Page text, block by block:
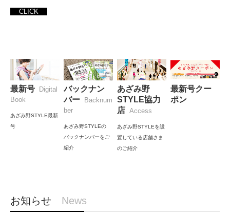
CLICK
最新号 Digital
Book
あざみ野STYLE最新
号
バックナン
バー Backnum
ber
あざみ野STYLEの
バックナンバーをご
紹介
あざみ野
STYLE協力
店 Access
あざみ野STYLEを設
置している店舗さま
のご紹介
最新号クー
ポン
お知らせ News